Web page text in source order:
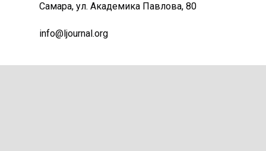
Самара, ул. Академика Павлова, 80
info@ljournal.org